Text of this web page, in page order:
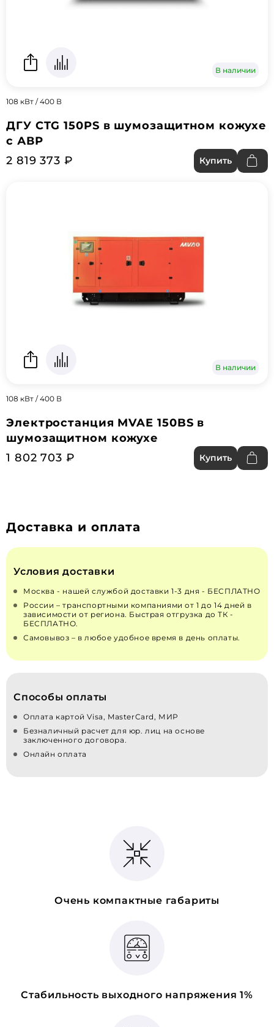
В наличии
108 кВт / 400 В
ДГУ CTG 150PS в шумозащитном кожухе
с АВР
2 819 373 ₽
Купить
В наличии
108 кВт / 400 В
Электростанция MVAE 150BS в
шумозащитном кожухе
1 802 703 ₽
Купить
Доставка и оплата
Условия доставки
Москва - нашей службой доставки 1-3 дня - БЕСПЛАТНО
России – транспортными компаниями от 1 до 14 дней в
зависимости от региона. Быстрая отгрузка до ТК -
БЕСПЛАТНО.
Самовывоз – в любое удобное время в день оплаты.
Способы оплаты
Оплата картой Visa, MasterCard, МИР
Безналичный расчет для юр. лиц на основе
заключенного договора.
Онлайн оплата
Очень компактные габариты
Стабильность выходного напряжения 1%